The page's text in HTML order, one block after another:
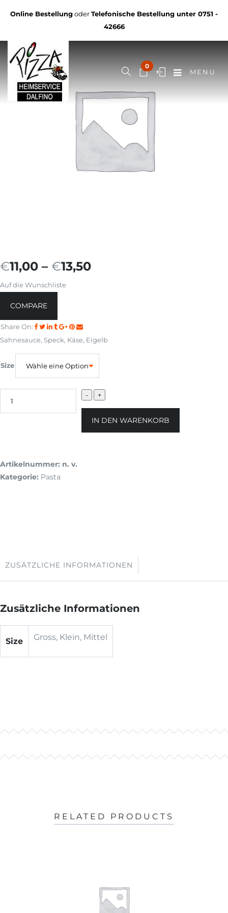
Online BestellungoderTelefonische Bestellung unter 0751 -
42666
0
MENU
€11,00 – €13,50
Auf die Wunschliste
COMPARE
Share On:
Sahnesauce, Speck, Käse, Eigelb
Size
IN DEN WARENKORB
Artikelnummer: n. v.
Kategorie: Pasta
ZUSÄTZLICHE INFORMATIONEN
Zusätzliche Informationen
Size Gross, Klein, Mittel
RELATED PRODUCTS